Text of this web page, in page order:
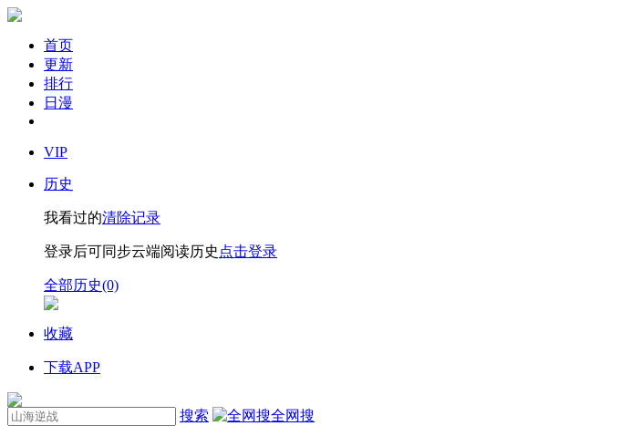
首页
更新
排行
日漫
VIP
历史
我看过的清除记录
登录后可同步云端阅读历史 点击登录
全部历史(0)
收藏
下载APP
搜索 全网搜